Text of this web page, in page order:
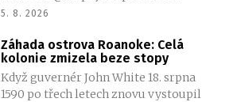
všechny členy najednou, změn se
skupin.
5. 8. 2026
Záhada ostrova Roanoke: Celá
kolonie zmizela beze stopy
Když guvernér John White 18. srpna
1590 po třech letech znovu vystoupil